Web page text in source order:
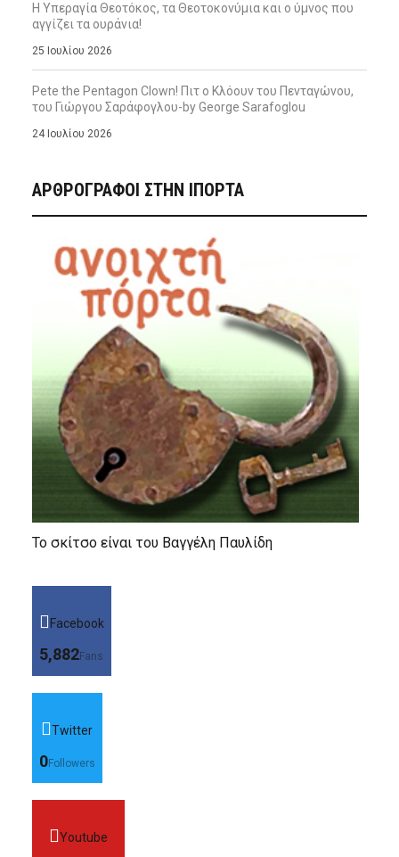
Η Υπεραγία Θεοτόκος, τα Θεοτοκονύμια και ο ύμνος που
αγγίζει τα ουράνια!
25 Ιουλίου 2026
Pete the Pentagon Clown! Πιτ ο Κλόουν του Πενταγώνου,
του Γιώργου Σαράφογλου-by George Sarafoglou
24 Ιουλίου 2026
ΑΡΘΡΟΓΡΑΦΟΙ ΣΤΗΝ IΠΟΡΤΑ
Το σκίτσο είναι του Βαγγέλη Παυλίδη
Facebook
5,882Fans
Twitter
0Followers
Youtube